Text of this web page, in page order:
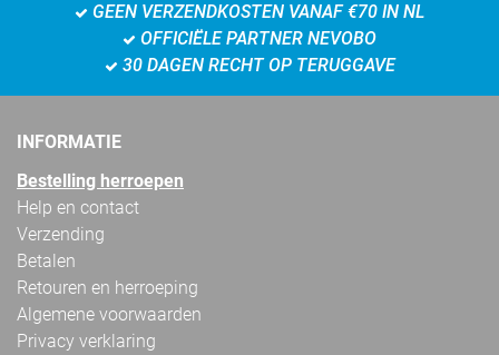
GEEN VERZENDKOSTEN VANAF €70 IN NL
OFFICIËLE PARTNER NEVOBO
30 DAGEN RECHT OP TERUGGAVE
INFORMATIE
Bestelling herroepen
Help en contact
Verzending
Betalen
Retouren en herroeping
Algemene voorwaarden
Privacy verklaring